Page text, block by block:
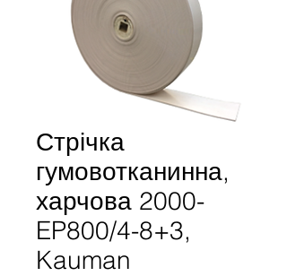
Стрічка
гумовотканинна,
харчова 2000-
EP800/4-8+3,
Kauman